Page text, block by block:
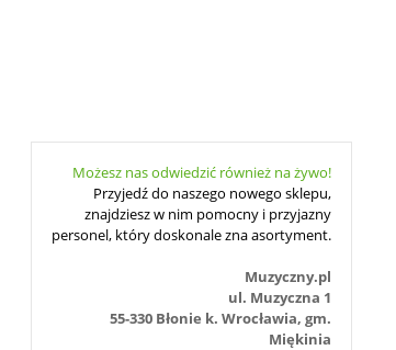
Możesz nas odwiedzić również na żywo!
Przyjedź do naszego nowego sklepu,
znajdziesz w nim pomocny i przyjazny
personel, który doskonale zna asortyment.
Muzyczny.pl
ul. Muzyczna 1
55-330 Błonie k. Wrocławia, gm.
Miękinia